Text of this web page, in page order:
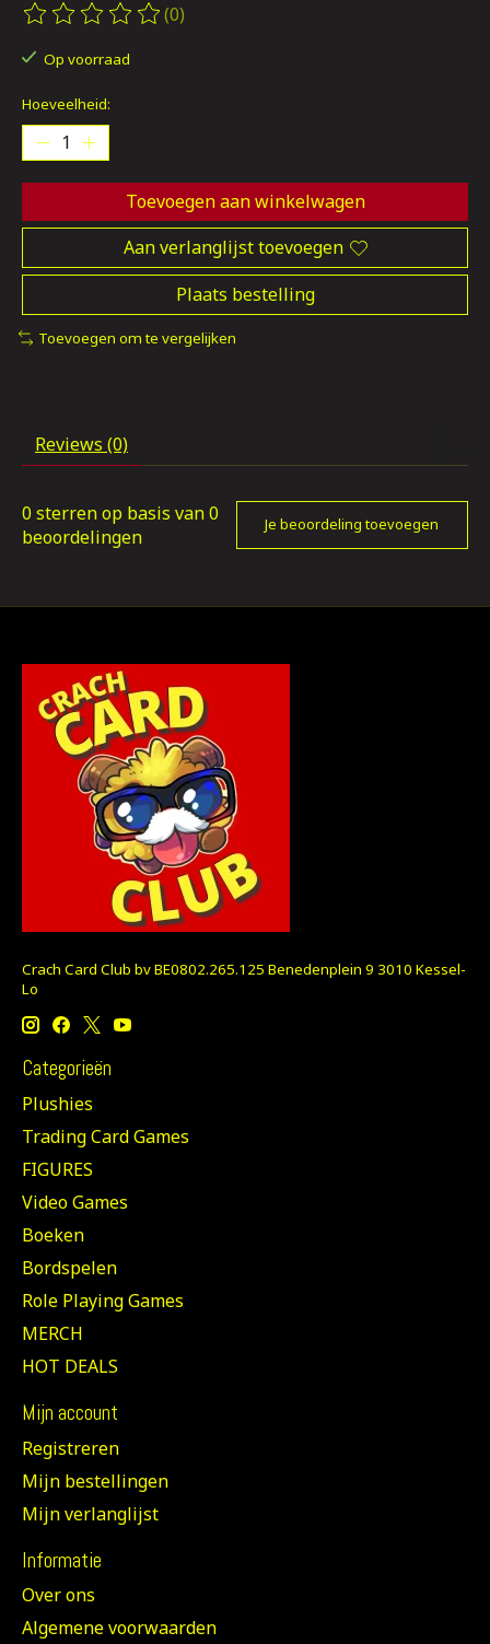
De beoordeling van dit product is
(0)
Op voorraad
Hoeveelheid:
Toevoegen aan winkelwagen
Aan verlanglijst toevoegen
Plaats bestelling
Toevoegen om te vergelijken
Reviews (0)
0 sterren op basis van0
beoordelingen
Je beoordeling toevoegen
Crach Card Club bv BE0802.265.125 Benedenplein 9 3010 Kessel-
Lo
Categorieën
Plushies
Trading Card Games
FIGURES
Video Games
Boeken
Bordspelen
Role Playing Games
MERCH
HOT DEALS
Mijn account
Registreren
Mijn bestellingen
Mijn verlanglijst
Informatie
Over ons
Algemene voorwaarden